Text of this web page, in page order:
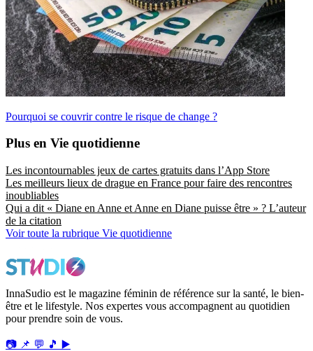
Pourquoi se couvrir contre le risque de change ?
Plus en Vie quotidienne
Les incontournables jeux de cartes gratuits dans l’App Store
Les meilleurs lieux de drague en France pour faire des rencontres
inoubliables
Qui a dit « Diane en Anne et Anne en Diane puisse être » ? L’auteur
de la citation
Voir toute la rubrique Vie quotidienne
InnaSudio est le magazine féminin de référence sur la santé, le bien-
être et le lifestyle. Nos expertes vous accompagnent au quotidien
pour prendre soin de vous.
📷 📌 💬 🎵 ▶️